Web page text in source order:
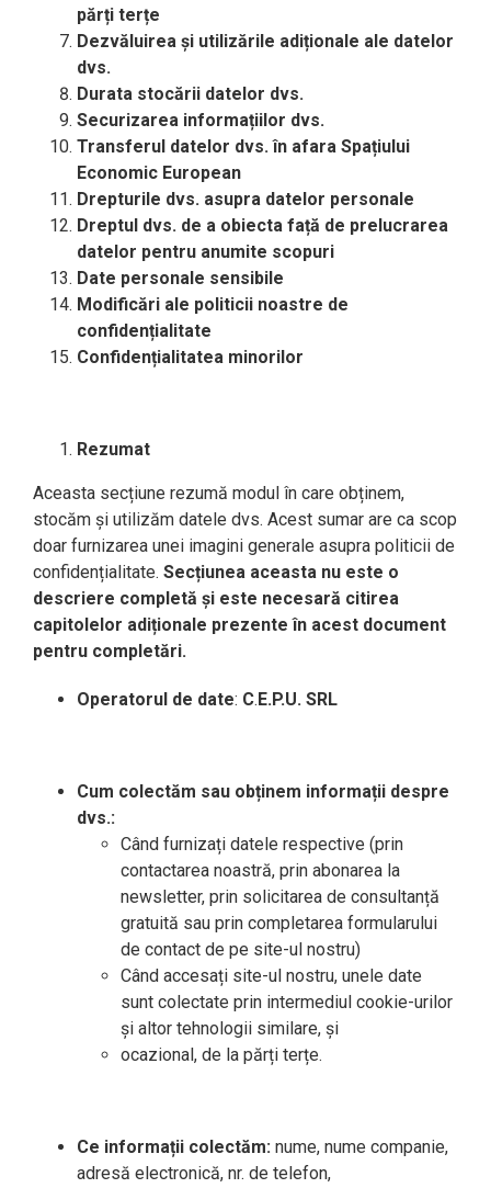
părți terțe
Dezvăluirea și utilizările adiționale ale datelor
dvs.
Durata stocării datelor dvs.
Securizarea informațiilor dvs.
Transferul datelor dvs. în afara Spațiului
Economic European
Drepturile dvs. asupra datelor personale
Dreptul dvs. de a obiecta față de prelucrarea
datelor pentru anumite scopuri
Date personale sensibile
Modificări ale politicii noastre de
confidențialitate
Confidențialitatea minorilor
Rezumat
Aceasta secțiune rezumă modul în care obținem,
stocăm și utilizăm datele dvs. Acest sumar are ca scop
doar furnizarea unei imagini generale asupra politicii de
confidențialitate. Secțiunea aceasta nu este o
descriere completă și este necesară citirea
capitolelor adiționale prezente în acest document
pentru completări.
Operatorul de date: C.E.P.U. SRL
Cum colectăm sau obținem informații despre
dvs.:
Când furnizați datele respective (prin
contactarea noastră, prin abonarea la
newsletter, prin solicitarea de consultanță
gratuită sau prin completarea formularului
de contact de pe site-ul nostru)
Când accesați site-ul nostru, unele date
sunt colectate prin intermediul cookie-urilor
și altor tehnologii similare, și
ocazional, de la părți terțe.
Ce informații colectăm: nume, nume companie,
adresă electronică, nr. de telefon,